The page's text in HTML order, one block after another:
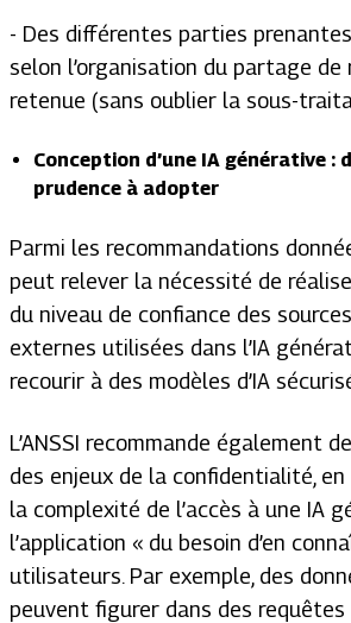
- Des différentes parties prenantes
selon l’organisation du partage de
retenue (sans oublier la sous-
Conception d’une IA générative :
prudence à adopter
Parmi les recommandations
peut relever la nécessité de
du niveau de confiance des
externes utilisées dans l’IA
recourir à des modèles d’IA
L’ANSSI recommande également
des enjeux de la confidentialité,
la complexité de l’accès à une IA
l’application « du besoin d’en
utilisateurs. Par exemple, des
peuvent figurer dans des